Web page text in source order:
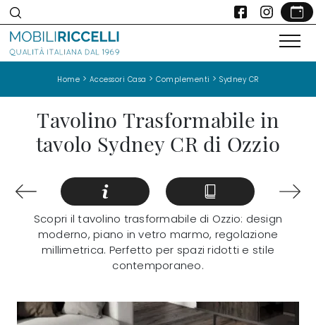
Home > Accessori Casa >Complementi >Sydney CR
Tavolino Trasformabile in
tavolo Sydney CR di Ozzio
Scopri il tavolino trasformabile di Ozzio: design
moderno, piano in vetro marmo, regolazione
millimetrica. Perfetto per spazi ridotti e stile
contemporaneo.